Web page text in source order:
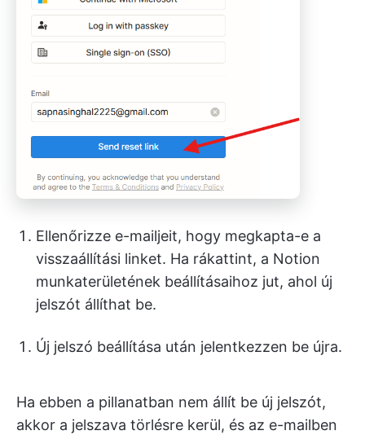
Ellenőrizze e-mailjeit, hogy megkapta-e a
visszaállítási linket. Ha rákattint, a Notion
munkaterületének beállításaihoz jut, ahol új
jelszót állíthat be.
Új jelszó beállítása után jelentkezzen be újra.
Ha ebben a pillanatban nem állít be új jelszót,
akkor a jelszava törlésre kerül, és az e-mailben